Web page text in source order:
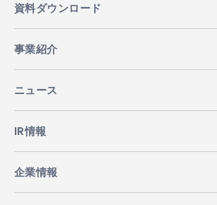
資料ダウンロード
事業紹介
ニュース
IR情報
企業情報